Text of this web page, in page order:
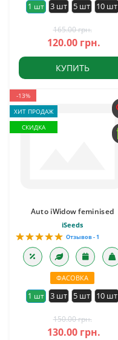
1 шт 3 шт 5 шт 10 шт
165.00 грн.
120.00 грн.
КУПИТЬ
-13%
ХИТ ПРОДАЖ
СКИДКА
Auto iWidow feminised
iSeeds
Отзывов - 1
ФАСОВКА
1 шт 3 шт 5 шт 10 шт
150.00 грн.
130.00 грн.